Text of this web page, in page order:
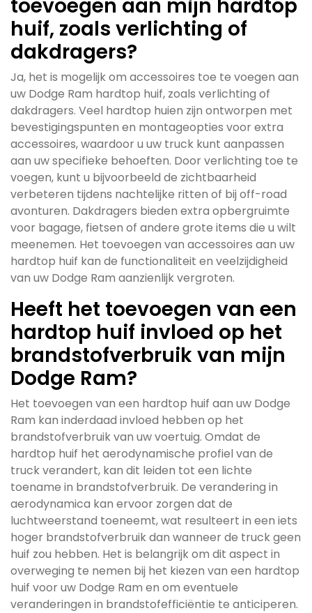
toevoegen aan mijn hardtop
huif, zoals verlichting of
dakdragers?
Ja, het is mogelijk om accessoires toe te voegen aan
uw Dodge Ram hardtop huif, zoals verlichting of
dakdragers. Veel hardtop huien zijn ontworpen met
bevestigingspunten en montageopties voor extra
accessoires, waardoor u uw truck kunt aanpassen
aan uw specifieke behoeften. Door verlichting toe te
voegen, kunt u bijvoorbeeld de zichtbaarheid
verbeteren tijdens nachtelijke ritten of bij off-road
avonturen. Dakdragers bieden extra opbergruimte
voor bagage, fietsen of andere grote items die u wilt
meenemen. Het toevoegen van accessoires aan uw
hardtop huif kan de functionaliteit en veelzijdigheid
van uw Dodge Ram aanzienlijk vergroten.
Heeft het toevoegen van een
hardtop huif invloed op het
brandstofverbruik van mijn
Dodge Ram?
Het toevoegen van een hardtop huif aan uw Dodge
Ram kan inderdaad invloed hebben op het
brandstofverbruik van uw voertuig. Omdat de
hardtop huif het aerodynamische profiel van de
truck verandert, kan dit leiden tot een lichte
toename in brandstofverbruik. De verandering in
aerodynamica kan ervoor zorgen dat de
luchtweerstand toeneemt, wat resulteert in een iets
hoger brandstofverbruik dan wanneer de truck geen
huif zou hebben. Het is belangrijk om dit aspect in
overweging te nemen bij het kiezen van een hardtop
huif voor uw Dodge Ram en om eventuele
veranderingen in brandstofefficiëntie te anticiperen.